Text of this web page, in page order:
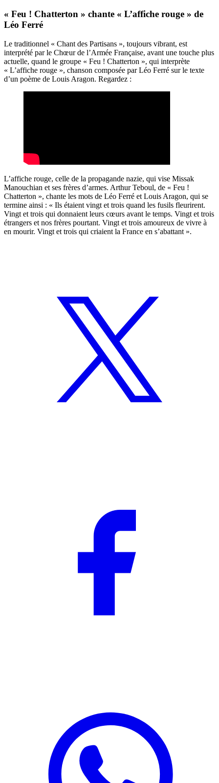
« Feu ! Chatterton » chante « L’affiche rouge » de
Léo Ferré
Le traditionnel « Chant des Partisans », toujours vibrant, est
interprété par le Chœur de l’Armée Française, avant une touche plus
actuelle, quand le groupe « Feu ! Chatterton », qui interprète
« L’affiche rouge », chanson composée par Léo Ferré sur le texte
d’un poème de Louis Aragon. Regardez :
L’affiche rouge, celle de la propagande nazie, qui vise Missak
Manouchian et ses frères d’armes. Arthur Teboul, de « Feu !
Chatterton », chante les mots de Léo Ferré et Louis Aragon, qui se
termine ainsi : « Ils étaient vingt et trois quand les fusils fleurirent.
Vingt et trois qui donnaient leurs cœurs avant le temps. Vingt et trois
étrangers et nos frères pourtant. Vingt et trois amoureux de vivre à
en mourir. Vingt et trois qui criaient la France en s’abattant ».